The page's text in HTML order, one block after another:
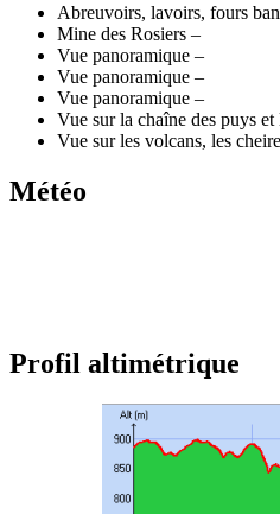
Abreuvoirs, lavoirs, fours
Mine des Rosiers –
Vue panoramique –
Vue panoramique –
Vue panoramique –
Vue sur la chaîne des puys
Vue sur les volcans, les
Météo
Profil altimétrique